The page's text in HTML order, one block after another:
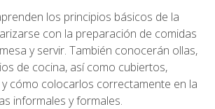
los principios básicos de la
con la preparación de comidas
y servir. También conocerán ollas,
de cocina, así como cubiertos,
y cómo colocarlos correctamente en la
informales y formales.